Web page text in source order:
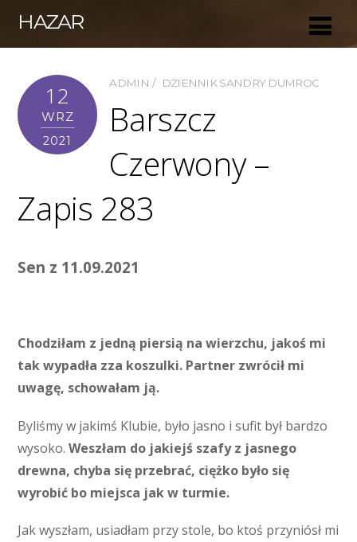
HAZAR
12
WRZ
2021
ADMIN DZIENNIK SANDRY DUMROC
Barszcz
Czerwony –
Zapis 283
Sen z 11.09.2021
Chodziłam z jedną piersią na wierzchu, jakoś mi
tak wypadła zza koszulki. Partner zwrócił mi
uwagę, schowałam ją.
Byliśmy w jakimś Klubie, było jasno i sufit był bardzo
wysoko.Weszłam do jakiejś szafy z jasnego
drewna, chyba się przebrać, ciężko było się
wyrobić bo miejsca jak w turmie.
Jak wyszłam, usiadłam przy stole, bo ktoś przyniósł mi